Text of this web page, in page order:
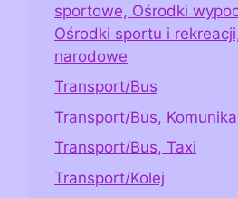
sportowe, Ośrodki
Ośrodki sportu i
narodowe
Transport/Bus
Transport/Bus,
Transport/Bus, Taxi
Transport/Kolej